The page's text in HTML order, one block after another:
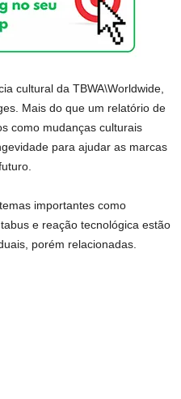
cultural da TBWA\Worldwide,
Mais do que um relatório de
como mudanças culturais
para ajudar as marcas
importantes como
e reação tecnológica estão
porém relacionadas.